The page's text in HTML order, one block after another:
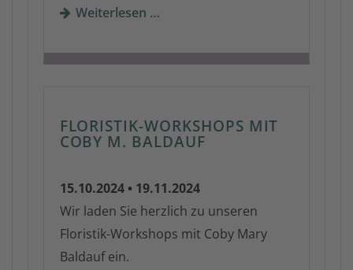
Weiterlesen …
FLORISTIK-WORKSHOPS MIT
COBY M. BALDAUF
15.10.2024 • 19.11.2024
Wir laden Sie herzlich zu unseren
Floristik-Workshops mit Coby Mary
Baldauf ein.